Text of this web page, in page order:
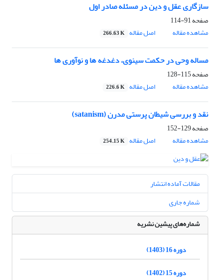
سازگاری عقل و دین در مسئله صادر اول
صفحه91-114
مشاهده مقاله
اصل مقاله 266.63 K
مساله وحی در حکمت سینوی، دغدغه ها و نوآوری ها
صفحه115-128
مشاهده مقاله
اصل مقاله 226.6 K
نقد و بررسی شیطان پرستی مدرن (satanism)
صفحه129-152
مشاهده مقاله
اصل مقاله 254.15 K
مقالات آماده انتشار
شماره جاری
شماره‌های پیشین نشریه
دوره 16 (1403)
دوره 15 (1402)